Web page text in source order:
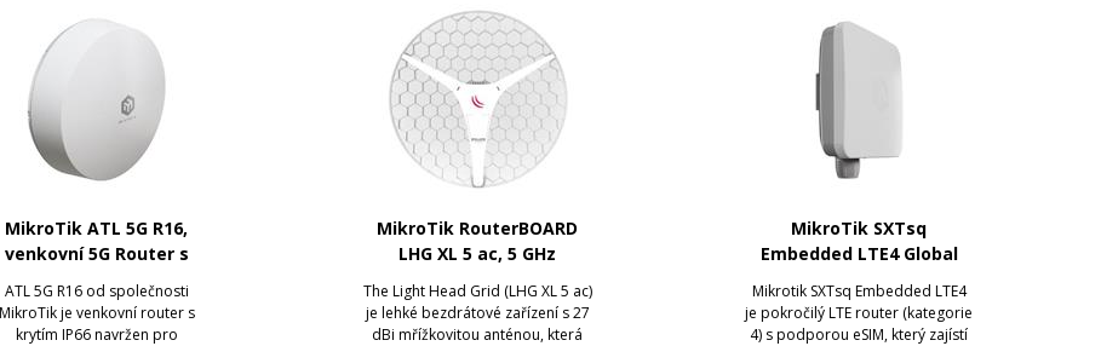
MikroTik ATL 5G R16,
venkovní 5G Router s
eSIM
ATL 5G R16 od společnosti
MikroTik je venkovní router s
krytím IP66 navržen pro
MikroTik RouterBOARD
LHG XL 5 ac, 5 GHz
The Light Head Grid (LHG XL 5 ac)
je lehké bezdrátové zařízení s 27
dBi mřížkovitou anténou, která
MikroTik SXTsq
Embedded LTE4 Global
Mikrotik SXTsq Embedded LTE4
je pokročilý LTE router (kategorie
4) s podporou eSIM, který zajístí